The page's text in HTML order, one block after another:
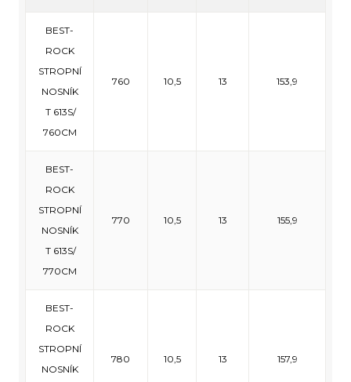
BEST-
ROCK
STROPNÍ
NOSNÍK
T 613S/
760CM
760 10,5 13 153,9
BEST-
ROCK
STROPNÍ
NOSNÍK
T 613S/
770CM
770 10,5 13 155,9
BEST-
ROCK
STROPNÍ
NOSNÍK
780 10,5 13 157,9